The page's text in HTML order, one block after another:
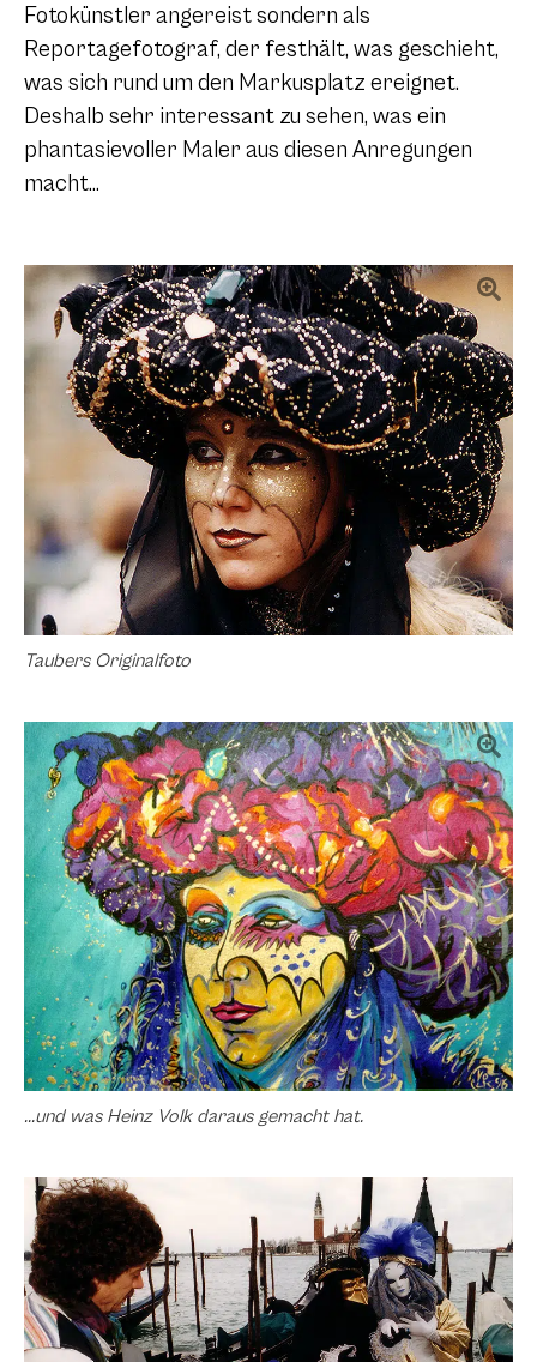
Fotokünstler angereist sondern als
Reportagefotograf, der festhält, was geschieht,
was sich rund um den Markusplatz ereignet.
Deshalb sehr interessant zu sehen, was ein
phantasievoller Maler aus diesen Anregungen
macht…
Taubers Originalfoto
...und was Heinz Volk daraus gemacht hat.